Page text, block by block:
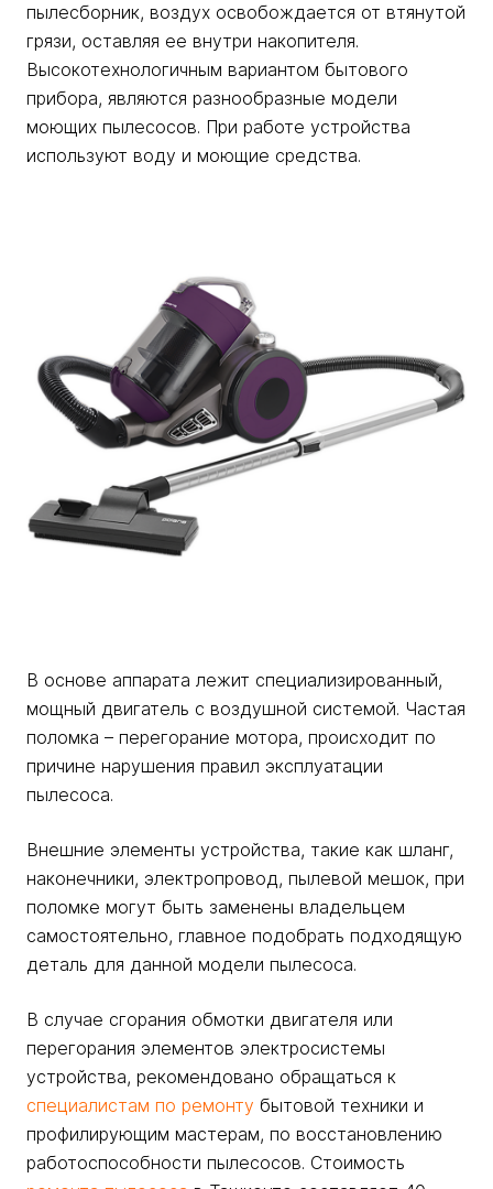
пылесборник, воздух освобождается от втянутой
грязи, оставляя ее внутри накопителя.
Высокотехнологичным вариантом бытового
прибора, являются разнообразные модели
моющих пылесосов. При работе устройства
используют воду и моющие средства.
В основе аппарата лежит специализированный,
мощный двигатель с воздушной системой. Частая
поломка – перегорание мотора, происходит по
причине нарушения правил эксплуатации
пылесоса.
Внешние элементы устройства, такие как шланг,
наконечники, электропровод, пылевой мешок, при
поломке могут быть заменены владельцем
самостоятельно, главное подобрать подходящую
деталь для данной модели пылесоса.
В случае сгорания обмотки двигателя или
перегорания элементов электросистемы
устройства, рекомендовано обращаться к
специалистам по ремонту бытовой техники и
профилирующим мастерам, по восстановлению
работоспособности пылесосов. Стоимость